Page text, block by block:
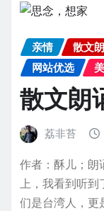
亲情 散文
网站优选
散文朗
荔非苔
作者：酥儿；朗
上，我看到听到
们是台湾人，更